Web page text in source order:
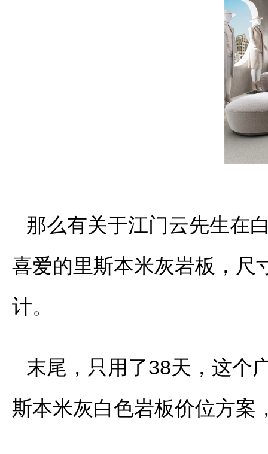
那么有关于江门云先生在
喜爱的里斯本米灰岩板，尺
计。
末尾，只用了38天，这个
斯本米灰白色岩板价位方案